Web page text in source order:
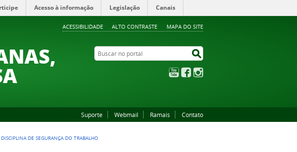
ACESSIBILIDADE ALTO CONTRASTE MAPA DO SITE
Acesso à informação Legislação Canais
Buscar no portal
YouTubeFacebook
Suporte Webmail Ramais Contato
DE SEGURANÇA DO TRABALHO